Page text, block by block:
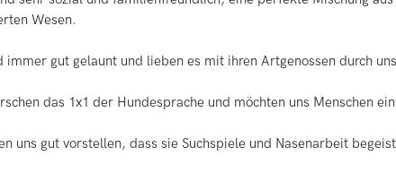
Wesen.
immer gut gelaunt und lieben es mit ihren Artgenossen durch
das 1x1 der Hundesprache und möchten uns Menschen
uns gut vorstellen, dass sie Suchspiele und Nasenarbeit